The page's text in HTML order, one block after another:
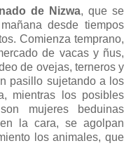
de Nizwa, que se
desde tiempos
Comienza temprano,
de vacas y ñus,
de ovejas, terneros y
pasillo sujetando a los
mientras los posibles
mujeres beduinas
la cara, se agolpan
los animales, que